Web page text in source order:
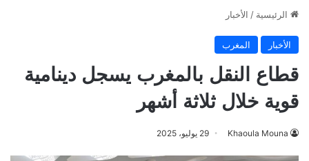
الرئيسية / الأخبار
الأخبار المغرب
قطاع النقل بالمغرب يسجل دينامية
قوية خلال ثلاثة أشهر
Khaoula Mouna 29 يوليو، 2025